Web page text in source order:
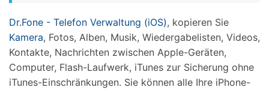
Dr.Fone - Telefon Verwaltung (iOS), kopieren Sie
Kamera, Fotos, Alben, Musik, Wiedergabelisten, Videos,
Kontakte, Nachrichten zwischen Apple-Geräten,
Computer, Flash-Laufwerk, iTunes zur Sicherung ohne
iTunes-Einschränkungen. Sie können alle Ihre iPhone-